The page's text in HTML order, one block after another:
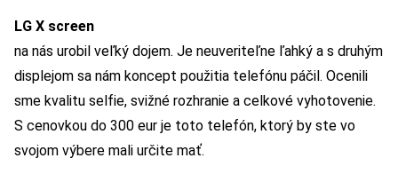
LG X screen
na nás urobil veľký dojem. Je neuveriteľne ľahký a s druhým
displejom sa nám koncept použitia telefónu páčil. Ocenili
sme kvalitu selfie, svižné rozhranie a celkové vyhotovenie.
S cenovkou do 300 eur je toto telefón, ktorý by ste vo
svojom výbere mali určite mať.